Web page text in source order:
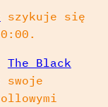
szykuje się
The Black